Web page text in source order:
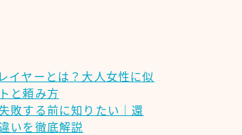
イヤーとは？大人女性に似
と頼み方
敗する前に知りたい｜還
いを徹底解説